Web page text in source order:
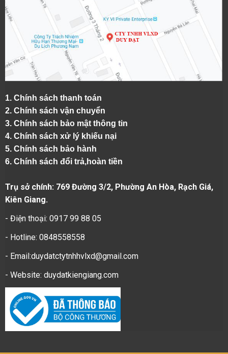
1. Chính sách thanh toán
2. Chính sách vận chuyển
3. Chính sách bảo mật thông tin
4. Chính sách xử lý khiếu nại
5. Chính sách bảo hành
6. Chính sách đổi trả,hoàn tiền
Trụ sở chính: 769 Đường 3/2, Phường An Hòa, Rạch Giá,
Kiên Giang.
- Điện thoại: 0917 99 88 05
- Hotline: 0848558558
- Email:duydatctytnhhvlxd@gmail.com
- Website: duydatkiengiang.com